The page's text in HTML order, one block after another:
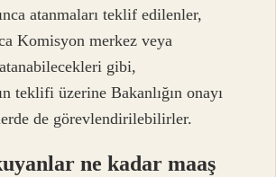
atanmaları teklif edilenler,
Komisyon merkez veya
gibi,
teklifi üzerine Bakanlığın onayı
de görevlendirilebilirler.
ne kadar maaş